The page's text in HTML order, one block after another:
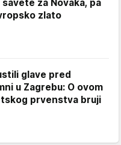
savete za Novaka, pa
zlato
glave pred
u Zagrebu: O ovom
prvenstva bruji